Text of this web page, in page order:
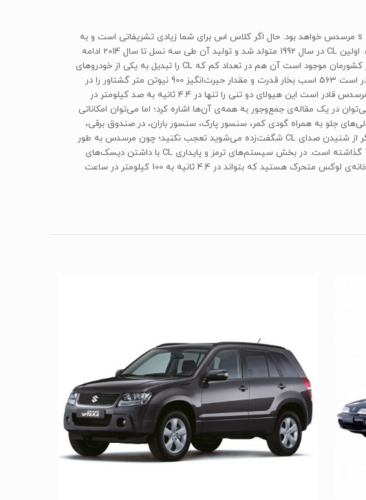
اگر بخواهیم یک مدل از بین تمامی مدل‌های مرسدس را انتخاب کنیم که مرسدس همواره به آن زبانزد بوده باشد، قطعا آن مدل کلاس s مرسدس خواهد بود. حال اگر کلاس اس برای شما زیادی تشریفاتی است و به
دنبال اس‌کلاسی اسپرت‌تر، با طراحی شبیه خودروهای کوپه هستید، مرسدس شما را ناامید نمی‌کند و CL را فقط برای شما ساخته است. اولین CL در سال 1992 متولد شد و تولید آن طی سه نسل تا سال 2014 ادامه
داشت؛ اما بعدها مرسدس تصمیم گرفت جانشین CL را تحت عنوان اس کوپه عرضه کند. از بین تمامی نسل‌های CL تنها نسل سوم در کشورمان موجود است آن هم در تعداد کم که CL را تبدیل به یکی از خودروهای
بسیار خاص ایران کرده است. در بخش پیشرانه مرسدس CL63 AMG از یک نیروگاه عظیم 5.5 لیتری تویین توربی بهره می‌برد که قادر است 563 اسب بخار قدرت و مقدار حیرت‌انگیز 900 نیوتن متر گشتاور را در
تنها 2250 دور تولید کند. ماکسیمم قدرت موتور نیز در 5500 دور بر دقیقه تولید می‌شود. این قدرت حیرت‌آور در کنار گیربکس MCT مرسدس قادر است این هیولای دو تنی را تنها در 4.4 ثانیه به صد کیلومتر در
در یک مقاله‌ی جمع‌وجور به همه‌ی آن‌ها اشاره کرد؛ اما می‌توان امکاناتی
جلو به همراه گودی کمر، سنسور پارک، سنسور باران، در صندوق برقی،
یخچال، پرده عقب برقی، سنسور جلوگیری از تصادف، کروز کنترل هوشمند کمک فنرهای ایروماتیکی با قابلیت تنظیم ارتفاع را نام برد. اگر از شنیدن صدای CL شگفت‌زده می‌شوید تعجب نکنید؛ چون مرسدس به طور
ویژه روی صدای اگزوز این خودرو کار کرده تا شما هرچه بیشتر از آن لذت ببرید و اسم آن را Twin-pipe AMG sports exhaust system گذاشته است. در بخش سیستم‌های ترمز و پایداری CL با داشتن دیسک‌های
خنک‌شونده در جلو و عقب و ABS-ESP-ASR-BAS-HAS-TCS هیچ چیز برای کنترل و توقف وزن دو تنی خود کم ندارد. اگر به‌دنبال یک خانه‌ی لوکس متحرک هستید که بتواند در 4.4 ثانیه به 100 کیلومتر در ساعت